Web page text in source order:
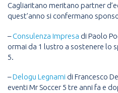
Cagliaritano meritano partner
quest’anno si confermano
–Consulenza Impresa di Paolo
ormai da 1 lustro a sostenere lo
5.
–Delogu Legnami di Francesco
eventi Mr Soccer 5 tre anni fa e